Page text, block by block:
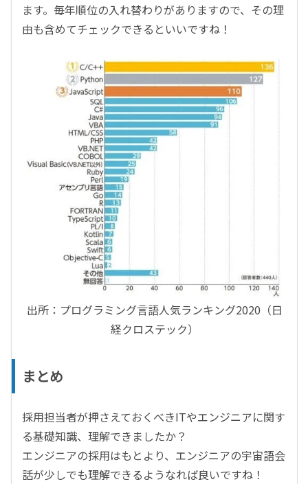
ます。毎年順位の入れ替わりがありますので、その理
由も含めてチェックできるといいですね！
出所：プログラミング言語人気ランキング2020（日
経クロステック）
まとめ
採用担当者が押さえておくべきITやエンジニアに関す
る基礎知識、理解できましたか？
エンジニアの採用はもとより、エンジニアの宇宙語会
話が少しでも理解できるようなれば良いですね！